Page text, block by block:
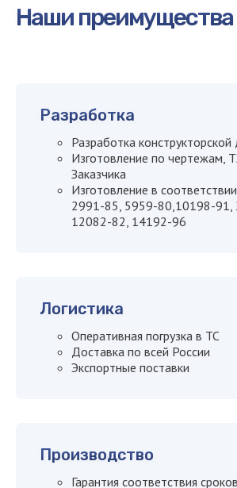
Наши преимущества
Разработка
Разработка
Изготовление по чертежам,
Заказчика
Изготовление в
2991-85, 5959-80,10198-91,
12082-82, 14192-96
Логистика
Оперативная погрузка в ТС
Доставка по всей России
Экспортные поставки
Производство
Гарантия соответствия
Наш менеджер
свяжется с вами
в течение15 минут
+7
персональных данных
Я согласен сполитикой